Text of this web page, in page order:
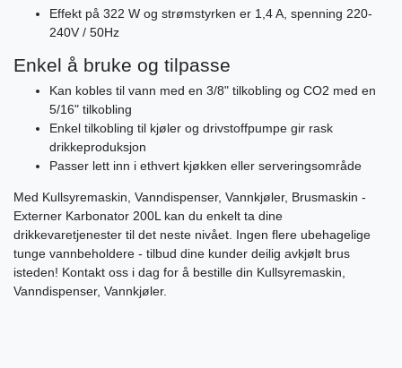
Effekt på 322 W og strømstyrken er 1,4 A, spenning 220-
240V / 50Hz
Enkel å bruke og tilpasse
Kan kobles til vann med en 3/8" tilkobling og CO2 med en
5/16" tilkobling
Enkel tilkobling til kjøler og drivstoffpumpe gir rask
drikkeproduksjon
Passer lett inn i ethvert kjøkken eller serveringsområde
Med Kullsyremaskin, Vanndispenser, Vannkjøler, Brusmaskin -
Externer Karbonator 200L kan du enkelt ta dine
drikkevaretjenester til det neste nivået. Ingen flere ubehagelige
tunge vannbeholdere - tilbud dine kunder deilig avkjølt brus
isteden! Kontakt oss i dag for å bestille din Kullsyremaskin,
Vanndispenser, Vannkjøler.